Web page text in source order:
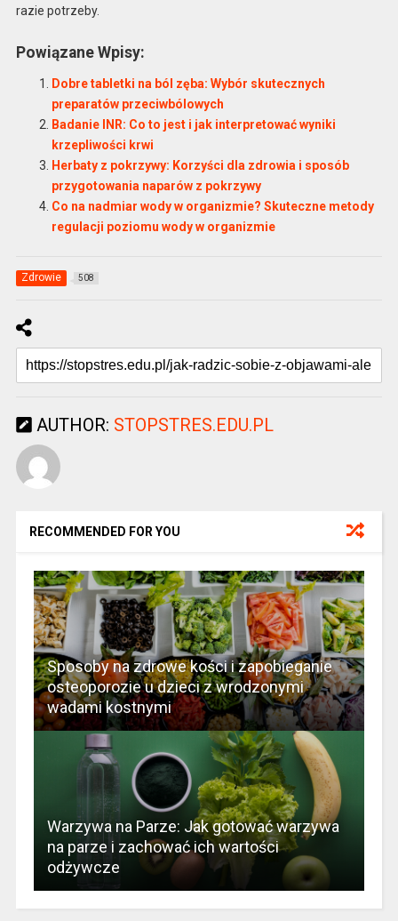
razie potrzeby.
Powiązane Wpisy:
Dobre tabletki na ból zęba: Wybór skutecznych
preparatów przeciwbólowych
Badanie INR: Co to jest i jak interpretować wyniki
krzepliwości krwi
Herbaty z pokrzywy: Korzyści dla zdrowia i sposób
przygotowania naparów z pokrzywy
Co na nadmiar wody w organizmie? Skuteczne metody
regulacji poziomu wody w organizmie
Zdrowie 508
AUTHOR: STOPSTRES.EDU.PL
RECOMMENDED FOR YOU
Sposoby na zdrowe kości i zapobieganie
osteoporozie u dzieci z wrodzonymi
wadami kostnymi
Warzywa na Parze: Jak gotować warzywa
na parze i zachować ich wartości
odżywcze